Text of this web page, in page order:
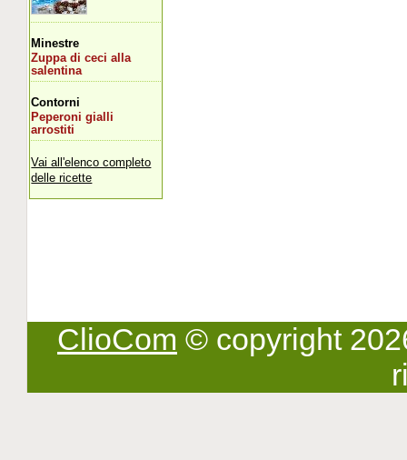
Minestre
Zuppa di ceci alla
salentina
Contorni
Peperoni gialli
arrostiti
Vai all'elenco completo
delle ricette
ClioCom © copyright